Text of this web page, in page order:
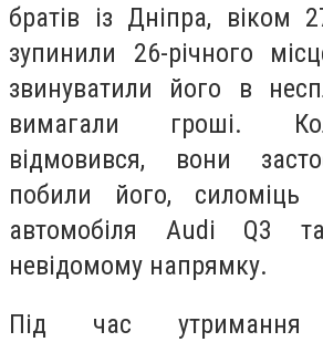
братів із Дніпра, віком
зупинили 26-річного
звинуватили його в
вимагали гроші.
відмовився, вони
побили його, силоміць
автомобіля Audi Q3
невідомому напрямку.
Під час утримання